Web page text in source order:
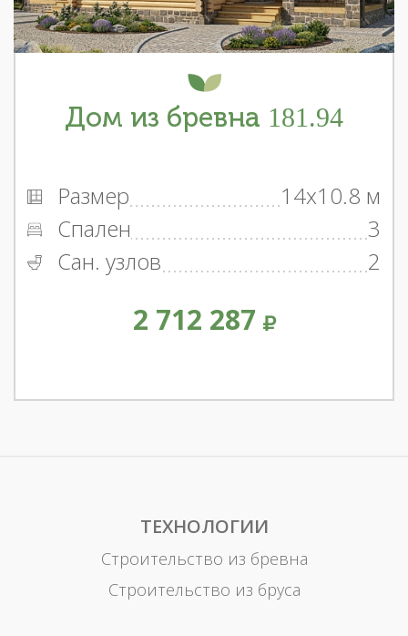
Дом из бревна 181.94
Размер
14x10.8 м
Спален
3
Сан. узлов
2
2 712 287
ТЕХНОЛОГИИ
Строительство из бревна
Строительство из бруса